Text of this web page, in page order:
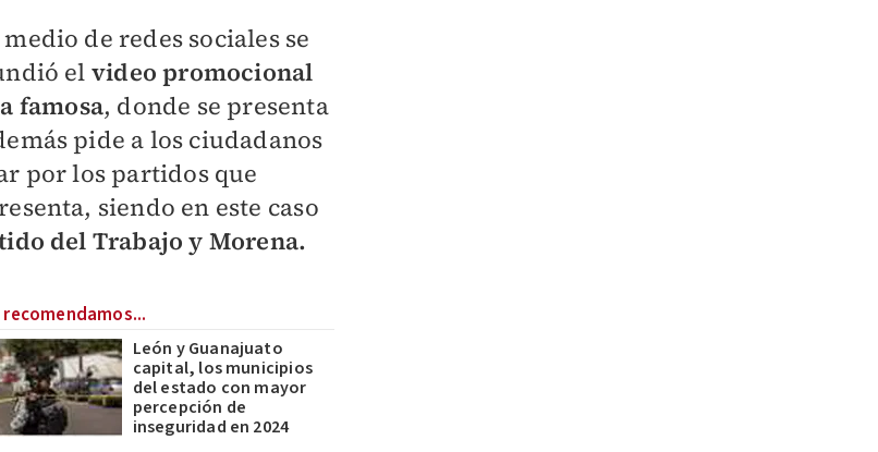
de redes sociales se
el video promocional
famosa, donde se presenta
pide a los ciudadanos
por los partidos que
siendo en este caso
del Trabajo y Morena.
recomendamos...
León y Guanajuato
capital, los municipios
del estado con mayor
percepción de
inseguridad en 2024